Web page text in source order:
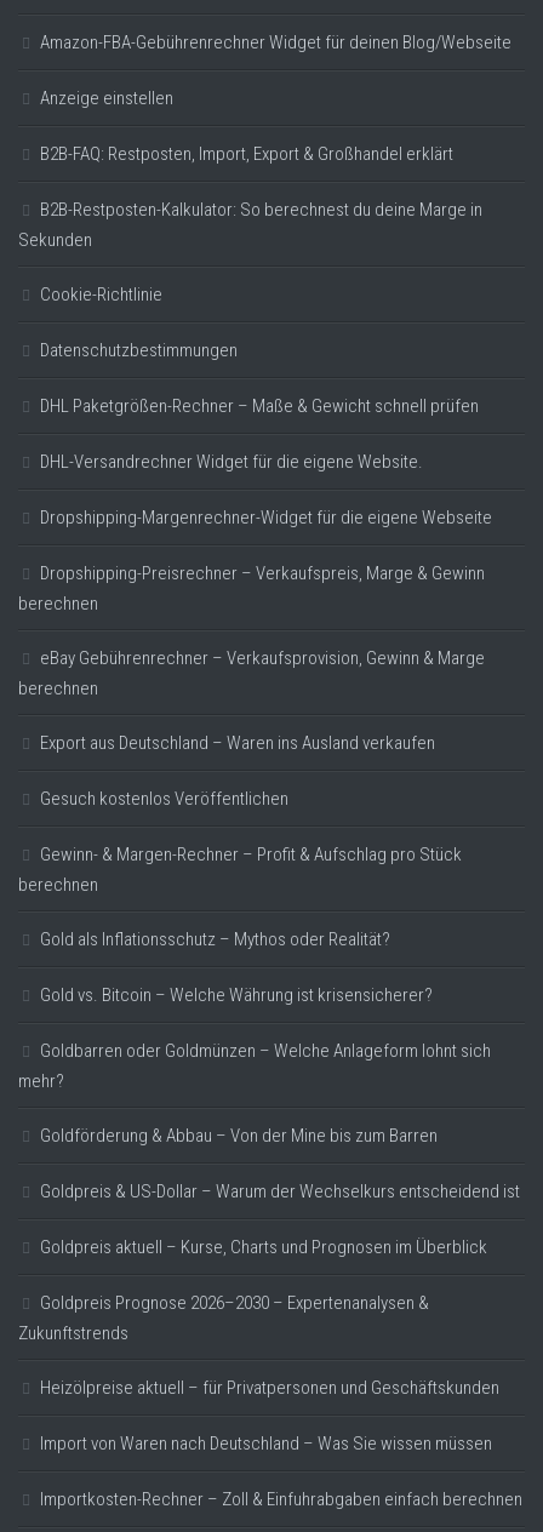
Amazon-FBA-Gebührenrechner Widget für deinen Blog/Webseite
Anzeige einstellen
B2B-FAQ: Restposten, Import, Export & Großhandel erklärt
B2B-Restposten-Kalkulator: So berechnest du deine Marge in
Sekunden
Cookie-Richtlinie
Datenschutzbestimmungen
DHL Paketgrößen-Rechner – Maße & Gewicht schnell prüfen
DHL-Versandrechner Widget für die eigene Website.
Dropshipping-Margenrechner-Widget für die eigene Webseite
Dropshipping-Preisrechner – Verkaufspreis, Marge & Gewinn
berechnen
eBay Gebührenrechner – Verkaufsprovision, Gewinn & Marge
berechnen
Export aus Deutschland – Waren ins Ausland verkaufen
Gesuch kostenlos Veröffentlichen
Gewinn- & Margen-Rechner – Profit & Aufschlag pro Stück
berechnen
Gold als Inflationsschutz – Mythos oder Realität?
Gold vs. Bitcoin – Welche Währung ist krisensicherer?
Goldbarren oder Goldmünzen – Welche Anlageform lohnt sich
mehr?
Goldförderung & Abbau – Von der Mine bis zum Barren
Goldpreis & US-Dollar – Warum der Wechselkurs entscheidend ist
Goldpreis aktuell – Kurse, Charts und Prognosen im Überblick
Goldpreis Prognose 2026–2030 – Expertenanalysen &
Zukunftstrends
Heizölpreise aktuell – für Privatpersonen und Geschäftskunden
Import von Waren nach Deutschland – Was Sie wissen müssen
Importkosten-Rechner – Zoll & Einfuhrabgaben einfach berechnen